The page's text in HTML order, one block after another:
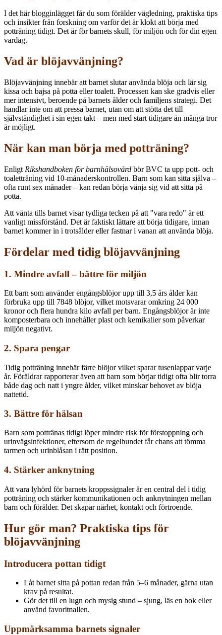
I det här blogginlägget får du som förälder vägledning, praktiska tips
och insikter från forskning om varför det är klokt att börja med
potträning tidigt. Det är för barnets skull, för miljön och för din egen
vardag.
Vad är blöjavvänjning?
Blöjavvänjning innebär att barnet slutar använda blöja och lär sig
kissa och bajsa på potta eller toalett. Processen kan ske gradvis eller
mer intensivt, beroende på barnets ålder och familjens strategi. Det
handlar inte om att pressa barnet, utan om att stötta det till
självständighet i sin egen takt – men med start tidigare än många tror
är möjligt.
När kan man börja med potträning?
Enligt Rikshandboken för barnhälsovård bör BVC ta upp pott- och
toaletträning vid 10-månaderskontrollen. Barn som kan sitta själva –
ofta runt sex månader – kan redan börja vänja sig vid att sitta på
potta.
Att vänta tills barnet visar tydliga tecken på att "vara redo" är ett
vanligt missförstånd. Det är faktiskt lättare att börja tidigare, innan
barnet kommer in i trotsålder eller fastnar i vanan att använda blöja.
Fördelar med tidig blöjavvänjning
1. Mindre avfall – bättre för miljön
Ett barn som använder engångsblöjor upp till 3,5 års ålder kan
förbruka upp till 7848 blöjor, vilket motsvarar omkring 24 000
kronor och flera hundra kilo avfall per barn. Engångsblöjor är inte
komposterbara och innehåller plast och kemikalier som påverkar
miljön negativt.
2. Spara pengar
Tidig potträning innebär färre blöjor vilket sparar tusenlappar varje
år. Föräldrar rapporterar även att barn som börjar tidigt ofta blir torra
både dag och natt i yngre ålder, vilket minskar behovet av blöja
nattetid.
3. Bättre för hälsan
Barn som pottränas tidigt löper mindre risk för förstoppning och
urinvägsinfektioner, eftersom de regelbundet får chans att tömma
tarmen och urinblåsan i rätt position.
4. Stärker anknytning
Att vara lyhörd för barnets kroppssignaler är en central del i tidig
potträning och stärker kommunikationen och anknytningen mellan
barn och förälder. Det skapar närhet, kontakt och förtroende.
Hur gör man? Praktiska tips för
blöjavvänjning
Introducera pottan tidigt
Låt barnet sitta på pottan redan från 5–6 månader, gärna utan
krav på resultat.
Gör det till en lugn och mysig stund – sjung, läs en bok eller
använd favoritnallen.
Uppmärksamma barnets signaler